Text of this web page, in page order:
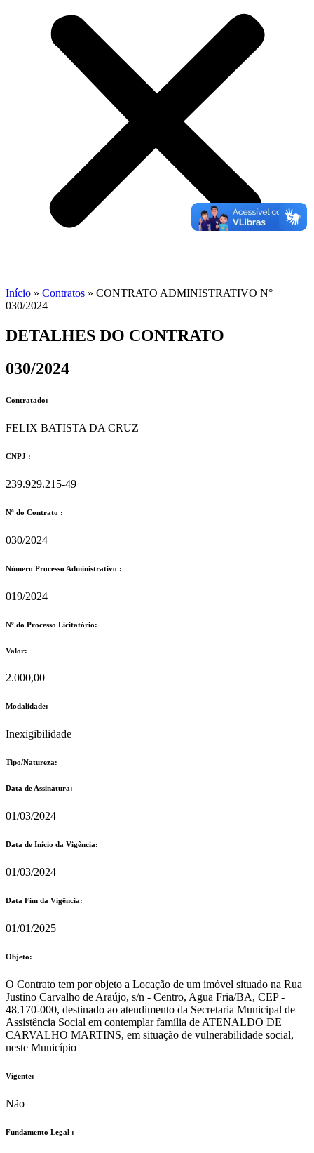
Início » Contratos » CONTRATO ADMINISTRATIVO N°
030/2024
DETALHES DO CONTRATO​
030/2024
Contratado:
FELIX BATISTA DA CRUZ
CNPJ :
239.929.215-49
Nº do Contrato :
030/2024
Número Processo Administrativo :
019/2024
Nº do Processo Licitatório:
Valor:
2.000,00
Modalidade:
Inexigibilidade
Tipo/Natureza:
Data de Assinatura:
01/03/2024
Data de Início da Vigência:
01/03/2024
Data Fim da Vigência:
01/01/2025
Objeto:
O Contrato tem por objeto a Locação de um imóvel situado na Rua
Justino Carvalho de Araújo, s/n - Centro, Agua Fria/BA, CEP -
48.170-000, destinado ao atendimento da Secretaria Municipal de
Assistência Social em contemplar família de ATENALDO DE
CARVALHO MARTINS, em situação de vulnerabilidade social,
neste Município
Vigente:
Não
Fundamento Legal :​